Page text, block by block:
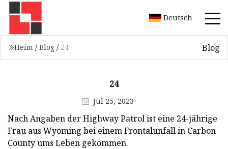
Deutsch
Heim / Blog / 24 Blog
24
Jul 25, 2023
Nach Angaben der Highway Patrol ist eine 24-jährige
Frau aus Wyoming bei einem Frontalunfall in Carbon
County ums Leben gekommen.